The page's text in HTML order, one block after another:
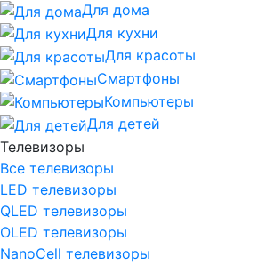
Для дома
Для кухни
Для красоты
Смартфоны
Компьютеры
Для детей
Телевизоры
Все телевизоры
LED телевизоры
QLED телевизоры
OLED телевизоры
NanoCell телевизоры